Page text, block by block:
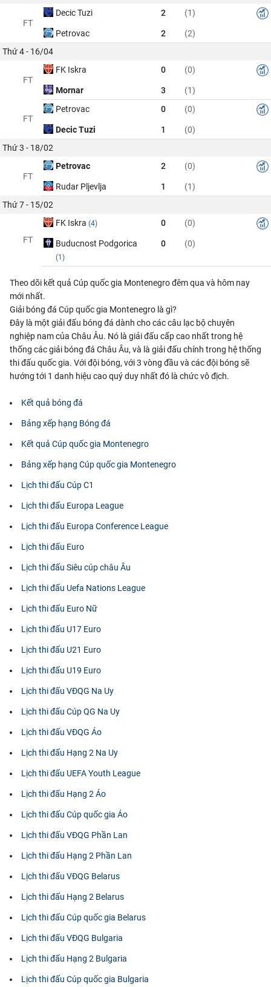
FT
Decic Tuzi 2 (1)
Petrovac 2
(2)
Thứ 4 - 16/04
FT
FK Iskra 0 (0)
Mornar 3 (1)
FT
Petrovac 0 (0)
Decic Tuzi 1
(0)
Thứ 3 - 18/02
FT
Petrovac 2 (0)
Rudar Pljevlja 1
(1)
Thứ 7 - 15/02
FT
FK Iskra (4) 0 (0)
Buducnost Podgorica
(1)
0 (0)
Theo dõi kết quả Cúp quốc gia Montenegro đêm qua và hôm nay
mới nhất.
Giải bóng đá Cúp quốc gia Montenegro là gì?
Đây là một giải đấu bóng đá dành cho các câu lạc bộ chuyên
nghiệp nam của Châu Âu. Nó là giải đấu cấp cao nhất trong hệ
thống các giải bóng đá Châu Âu, và là giải đấu chính trong hệ thống
thi đấu quốc gia. Với đội bóng, với 3 vòng đầu và các đội bóng sẽ
hướng tới 1 danh hiệu cao quý duy nhất đó là chức vô địch.
Kết quả bóng đá
Bảng xếp hạng Bóng đá
Kết quả Cúp quốc gia Montenegro
Bảng xếp hạng Cúp quốc gia Montenegro
Lịch thi đấu Cúp C1
Lịch thi đấu Europa League
Lịch thi đấu Europa Conference League
Lịch thi đấu Euro
Lịch thi đấu Siêu cúp châu Âu
Lịch thi đấu Uefa Nations League
Lịch thi đấu Euro Nữ
Lịch thi đấu U17 Euro
Lịch thi đấu U21 Euro
Lịch thi đấu U19 Euro
Lịch thi đấu VĐQG Na Uy
Lịch thi đấu Cúp QG Na Uy
Lịch thi đấu VĐQG Áo
Lịch thi đấu Hạng 2 Na Uy
Lịch thi đấu UEFA Youth League
Lịch thi đấu Hạng 2 Áo
Lịch thi đấu Cúp quốc gia Áo
Lịch thi đấu VĐQG Phần Lan
Lịch thi đấu Hạng 2 Phần Lan
Lịch thi đấu VĐQG Belarus
Lịch thi đấu Hạng 2 Belarus
Lịch thi đấu Cúp quốc gia Belarus
Lịch thi đấu VĐQG Bulgaria
Lịch thi đấu Hạng 2 Bulgaria
Lịch thi đấu Cúp quốc gia Bulgaria